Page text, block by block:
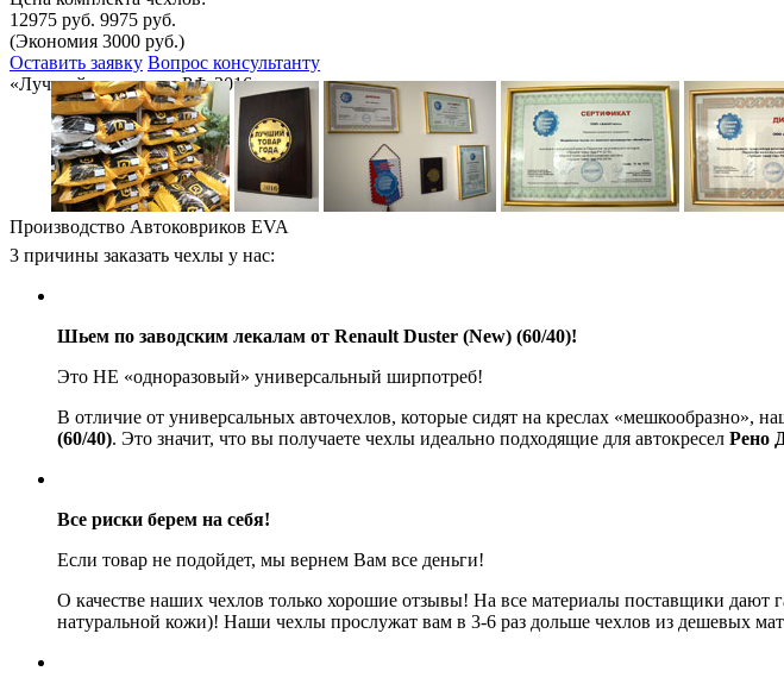
12975 руб. 9975 руб.
(Экономия 3000 руб.)
Оставить заявку Вопрос консультанту
«Лучший товар года РФ-2016»
Производство Автоковриков EVA
3 причины заказать чехлы у нас:
Шьем по заводским лекалам от Renault Duster (New) (60/40)!
Это НЕ «одноразовый» универсальный ширпотреб!
В отличие от универсальных авточехлов, которые сидят на креслах
(60/40). Это значит, что вы получаете чехлы идеально подходящие для автокресел Рено
Все риски берем на себя!
Если товар не подойдет, мы вернем Вам все деньги!
О качестве наших чехлов только хорошие отзывы! На все материалы поставщики дают
натуральной кожи)! Наши чехлы прослужат вам в 3-6 раз дольше чехлов из дешевых